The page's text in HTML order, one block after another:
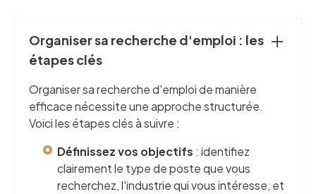
Organiser sa recherche d'emploi : les
étapes clés
Organiser sa recherche d'emploi de manière
efficace nécessite une approche structurée.
Voici les étapes clés à suivre :
Définissez vos objectifs : identifiez
clairement le type de poste que vous
recherchez, l'industrie qui vous intéresse, et